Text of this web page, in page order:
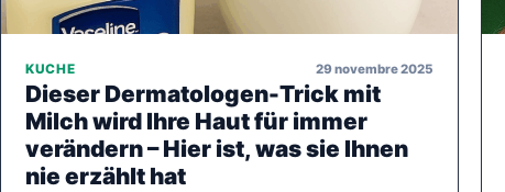
KUCHE 29 novembre 2025
Dieser Dermatologen-Trick mit
Milch wird Ihre Haut für immer
verändern – Hier ist, was sie Ihnen
nie erzählt hat